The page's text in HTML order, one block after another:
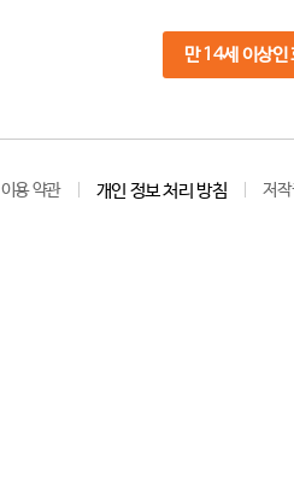
만 14세 이상인
이용 약관 개인 정보 처리 방침 저